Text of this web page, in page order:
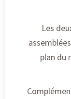
Les
plan du